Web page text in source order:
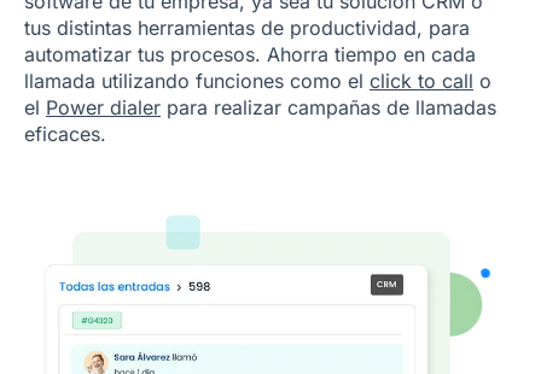
tus distintas herramientas de productividad, para
automatizar tus procesos. Ahorra tiempo en cada
llamada utilizando funciones como el click to call o
el Power dialer para realizar campañas de llamadas
eficaces.